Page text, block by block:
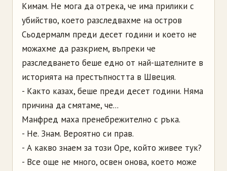
Кимам. Не мога да отрека, че има прилики с
убийство, което разследвахме на остров
Сьодермалм преди десет години и което не
можахме да разкрием, въпреки че
разследването беше едно от най-щателните в
историята на престъпността в Швеция.
- Както казах, беше преди десет години. Няма
причина да смятаме, че...
Манфред маха пренебрежително с ръка.
- Не. Знам. Вероятно си прав.
- А какво знаем за този Оре, който живее тук?
- Все още не много, освен онова, което може